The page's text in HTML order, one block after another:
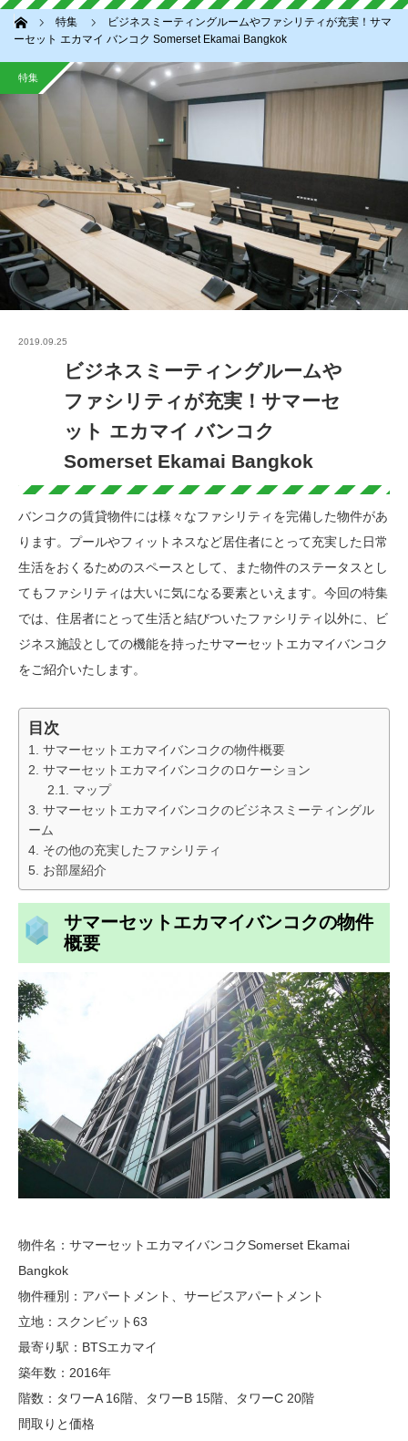
ホーム 特集
ビジネスミーティングルームやファシリティが充実！サマ
ーセット エカマイ バンコク Somerset Ekamai Bangkok
特集
2019.09.25
ビジネスミーティングルームや
ファシリティが充実！サマーセ
ット エカマイ バンコク
Somerset Ekamai Bangkok
バンコクの賃貸物件には様々なファシリティを完備した物件があ
ります。プールやフィットネスなど居住者にとって充実した日常
生活をおくるためのスペースとして、また物件のステータスとし
てもファシリティは大いに気になる要素といえます。今回の特集
では、住居者にとって生活と結びついたファシリティ以外に、ビ
ジネス施設としての機能を持ったサマーセットエカマイバンコク
をご紹介いたします。
目次
サマーセットエカマイバンコクの物件概要
サマーセットエカマイバンコクのロケーション
マップ
サマーセットエカマイバンコクのビジネスミーティングル
ーム
その他の充実したファシリティ
お部屋紹介
サマーセットエカマイバンコクの物件
概要
物件名：サマーセットエカマイバンコクSomerset Ekamai
Bangkok
物件種別：アパートメント、サービスアパートメント
立地：スクンビット63
最寄り駅：BTSエカマイ
築年数：2016年
階数：タワーA 16階、タワーB 15階、タワーC 20階
間取りと価格